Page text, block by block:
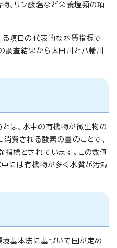
、リン酸塩など栄養塩類の項
項目の代表的な水質指標で
調査結果から太田川と八幡川
は、水中の有機物が微生物の
費される酸素の量のことで、
標とされています。この数値
には有機物が多く水質が汚濁
境基本法に基づいて国が定め